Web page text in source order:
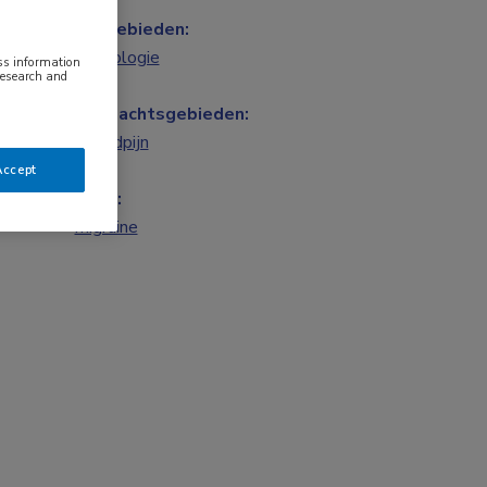
Vakgebieden:
Neurologie
Aandachtsgebieden:
Hoofdpijn
Tags:
migraine
information
and